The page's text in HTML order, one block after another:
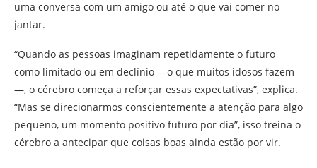
uma conversa com um amigo ou até o que vai comer no
jantar.
“Quando as pessoas imaginam repetidamente o futuro
como limitado ou em declínio —o que muitos idosos fazem
—, o cérebro começa a reforçar essas expectativas”, explica.
“Mas se direcionarmos conscientemente a atenção para algo
pequeno, um momento positivo futuro por dia”, isso treina o
cérebro a antecipar que coisas boas ainda estão por vir.